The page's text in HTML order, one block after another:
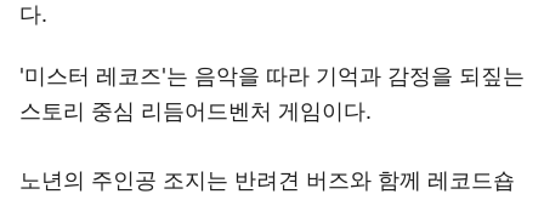
다.
'미스터 레코즈'는 음악을 따라 기억과 감정을 되짚는
스토리 중심 리듬어드벤처 게임이다.
노년의 주인공 조지는 반려견 버즈와 함께 레코드숍